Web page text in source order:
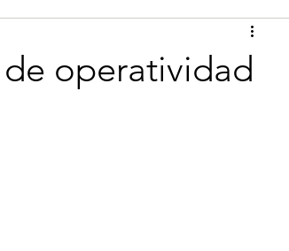
Paz
operatividad